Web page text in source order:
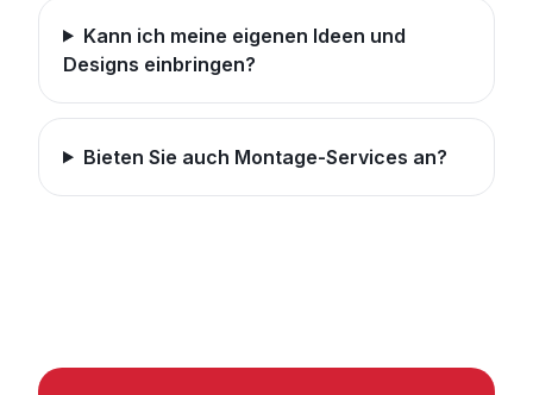
Kann ich meine eigenen Ideen und
Designs einbringen?
Bieten Sie auch Montage-Services an?